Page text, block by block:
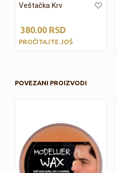
Veštačka Krv
380.00 RSD
PROČITAJTE JOŠ
POVEZANI PROIZVODI